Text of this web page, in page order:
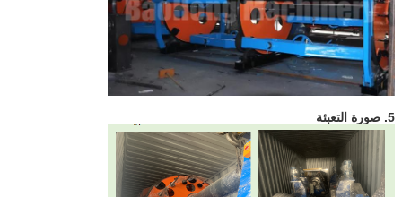
5. صورة التعبئة